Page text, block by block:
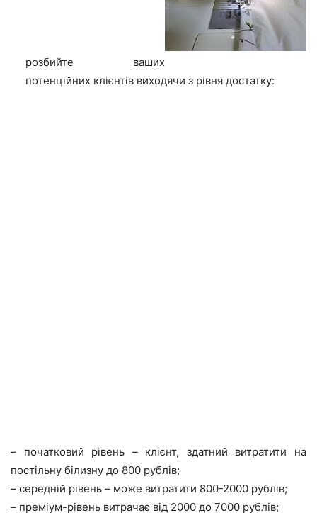
розбийте ваших
потенційних клієнтів виходячи з рівня достатку:
– початковий рівень – клієнт, здатний витратити на
постільну білизну до 800 рублів;
– середній рівень – може витратити 800-2000 рублів;
– преміум-рівень витрачає від 2000 до 7000 рублів;